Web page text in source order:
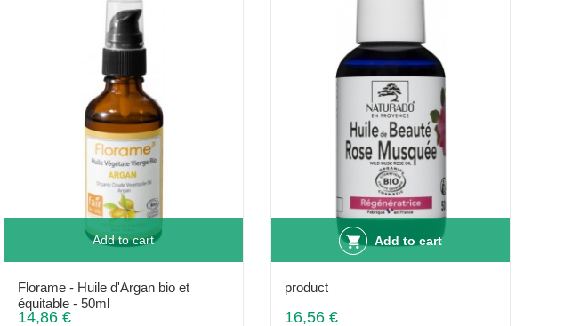
Add to cart
Florame - Huile d'Argan bio et
équitable - 50ml
14,86 €
Add to cart
product
16,56 €